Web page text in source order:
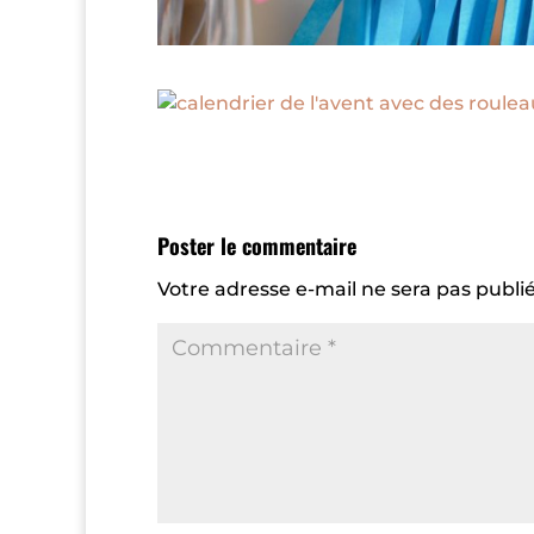
Poster le commentaire
Votre adresse e-mail ne sera pas